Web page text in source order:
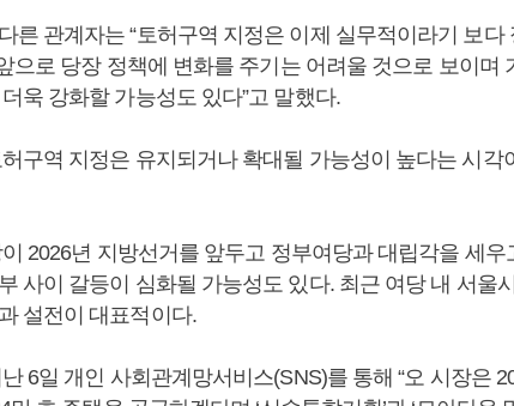
른 관계자는 “토허구역 지정은 이제 실무적이라기 보다
으로 당장 정책에 변화를 주기는 어려울 것으로 보이며
욱 강화할 가능성도 있다”고 말했다.
구역 지정은 유지되거나 확대될 가능성이 높다는 시각
2026년 지방선거를 앞두고 정부여당과 대립각을 세
사이 갈등이 심화될 가능성도 있다. 최근 여당 내 서울
설전이 대표적이다.
6일 개인 사회관계망서비스(SNS)를 통해 “오 시장은